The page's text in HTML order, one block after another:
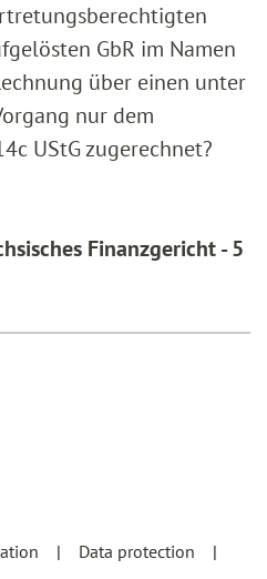
GbR im Namen
über einen unter
nur dem
UStG zugerechnet?
Finanzgericht - 5
Data protection